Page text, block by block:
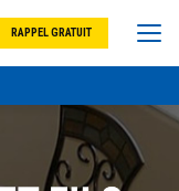
RAPPEL GRATUIT